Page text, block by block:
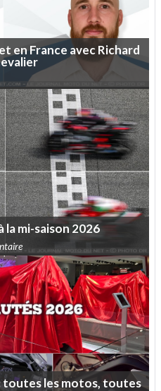
et enFrance avecRichard
lami-saison 2026
touteslesmotos,toutes